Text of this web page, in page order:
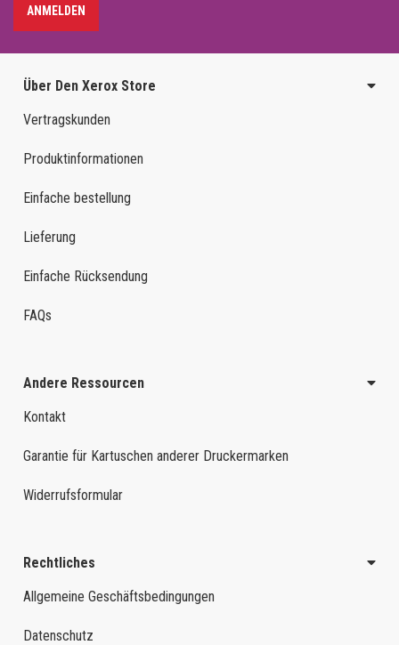
ANMELDEN
Über Den Xerox Store
Vertragskunden
Produktinformationen
Einfache bestellung
Lieferung
Einfache Rücksendung
FAQs
Andere Ressourcen
Kontakt
Garantie für Kartuschen anderer Druckermarken
Widerrufsformular
Rechtliches
Allgemeine Geschäftsbedingungen
Datenschutz